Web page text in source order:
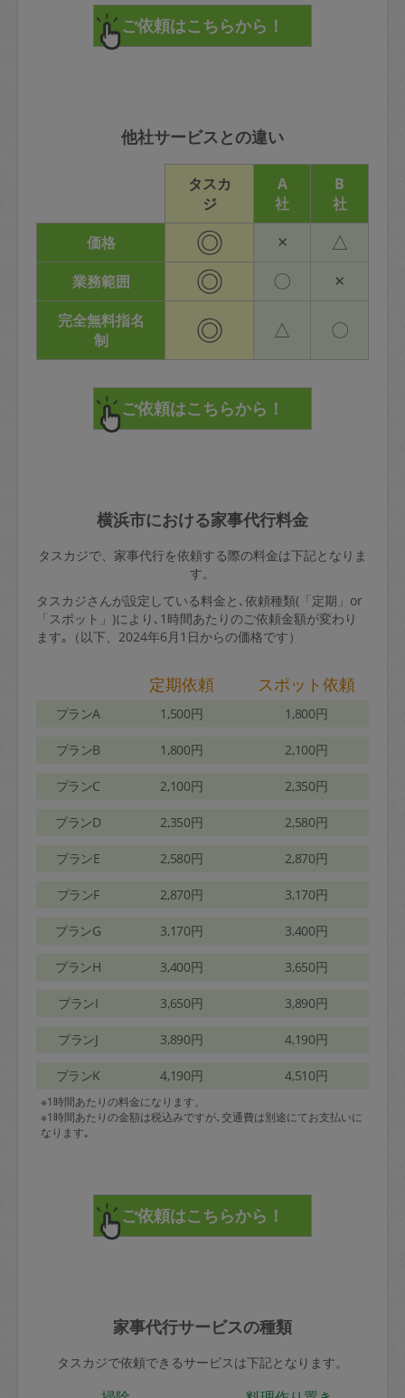
他社サービスとの違い
タスカ
ジ
A
社
B
社
価格
◎ × △
業務範囲 ◎ 〇 ×
完全無料指名
制
◎ △ 〇
横浜市における家事代行料金
タスカジで、家事代行を依頼する際の料金は下記となりま
す。
タスカジさんが設定している料金と､依頼種類(「定期」or
「スポット」)により､1時間あたりのご依頼金額が変わり
ます｡（以下、2024年6月1日からの価格です）
定期依頼 スポット依頼
プランA 1,500円 1,800円
プランB 1,800円 2,100円
プランC 2,100円 2,350円
プランD 2,350円 2,580円
プランE 2,580円 2,870円
プランF 2,870円 3,170円
プランG 3,170円 3,400円
プランH 3,400円 3,650円
プランI 3,650円 3,890円
プランJ 3,890円 4,190円
プランK 4,190円 4,510円
※1時間あたりの料金になります。
※1時間あたりの金額は税込みですが､交通費は別途にてお支払いに
なります｡
家事代行サービスの種類
タスカジで依頼できるサービスは下記となります。